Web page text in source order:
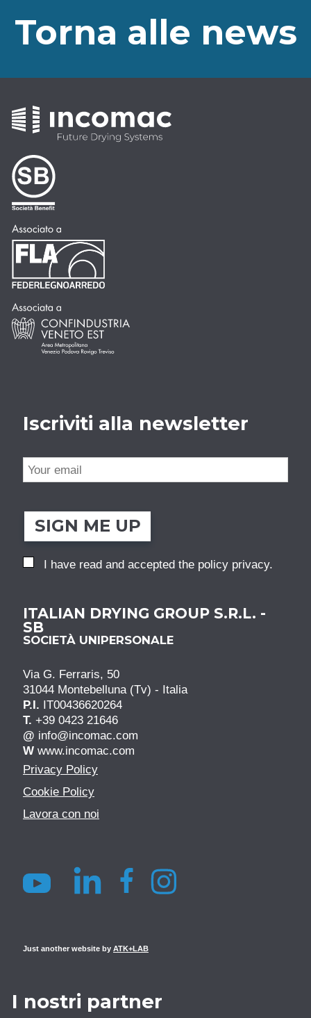
Torna alle news
Iscriviti alla newsletter
SIGN ME UP
I have read and accepted the policy privacy.
ITALIAN DRYING GROUP S.R.L. -
SB
SOCIETÀ UNIPERSONALE
Via G. Ferraris, 50
31044 Montebelluna (Tv) - Italia
P.I. IT00436620264
T. +39 0423 21646
@ info@incomac.com
W www.incomac.com
Privacy Policy
Cookie Policy
Lavora con noi
Just another website by ATK+LAB
I nostri partner